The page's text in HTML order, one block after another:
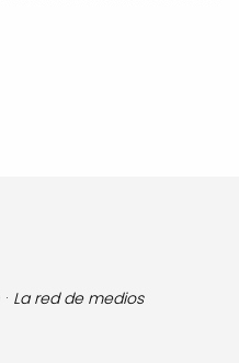
· La red de medios